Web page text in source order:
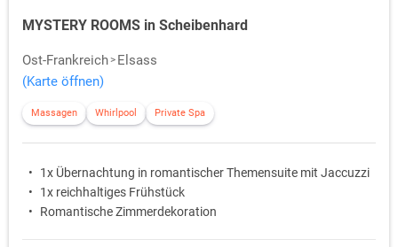
MYSTERY ROOMS in Scheibenhard
Ost-Frankreich
Elsass
(Karte öffnen)
Massagen Whirlpool Private Spa
1x Übernachtung in romantischer Themensuite mit Jaccuzzi
1x reichhaltiges Frühstück
Romantische Zimmerdekoration